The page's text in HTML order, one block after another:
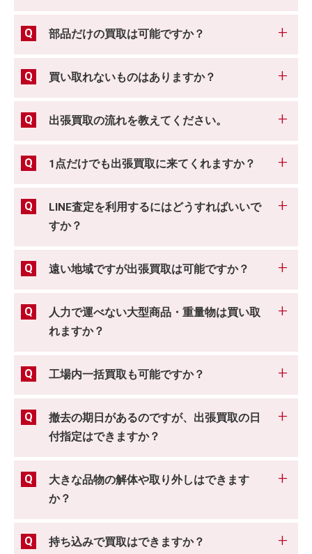
部品だけの買取は可能ですか？
買い取れないものはありますか？
出張買取の流れを教えてください。
1点だけでも出張買取に来てくれますか？
LINE査定を利用するにはどうすればいいで
すか？
遠い地域ですが出張買取は可能ですか？
人力で運べない大型商品・重量物は買い取
れますか？
工場内一括買取も可能ですか？
撤去の期日があるのですが、出張買取の日
付指定はできますか？
大きな品物の解体や取り外しはできます
か？
持ち込みで買取はできますか？